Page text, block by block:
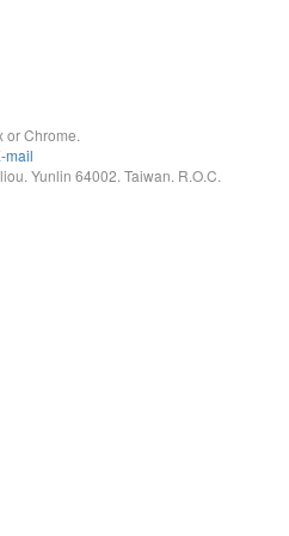
or Chrome.
mail
Yunlin 64002. Taiwan. R.O.C.